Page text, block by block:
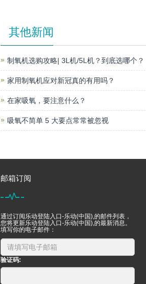
其他新闻
制氧机选购攻略| 3L机/5L机？到底选哪个？
家用制氧机应对新冠真的有用吗？
在家吸氧，要注意什么？
吸氧不简单 5 大要点常常被忽视
邮箱订阅
通过订阅乐动登陆入口-乐动(中国),的邮件列表，
您将更新乐动登陆入口-乐动(中国),的最新消息。
填写你的电子邮件：
验证码: